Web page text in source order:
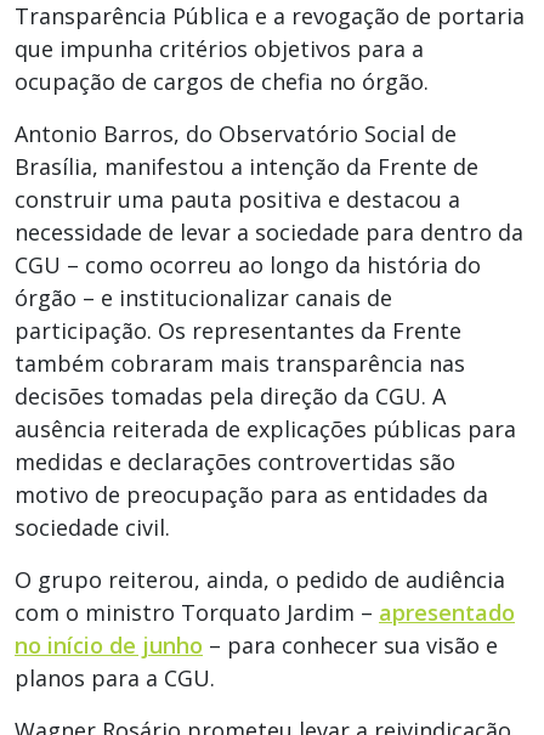
Transparência Pública e a revogação de portaria
que impunha critérios objetivos para a
ocupação de cargos de chefia no órgão.
Antonio Barros, do Observatório Social de
Brasília, manifestou a intenção da Frente de
construir uma pauta positiva e destacou a
necessidade de levar a sociedade para dentro da
CGU – como ocorreu ao longo da história do
órgão – e institucionalizar canais de
participação. Os representantes da Frente
também cobraram mais transparência nas
decisões tomadas pela direção da CGU. A
ausência reiterada de explicações públicas para
medidas e declarações controvertidas são
motivo de preocupação para as entidades da
sociedade civil.
O grupo reiterou, ainda, o pedido de audiência
com o ministro Torquato Jardim – apresentado
no início de junho – para conhecer sua visão e
planos para a CGU.